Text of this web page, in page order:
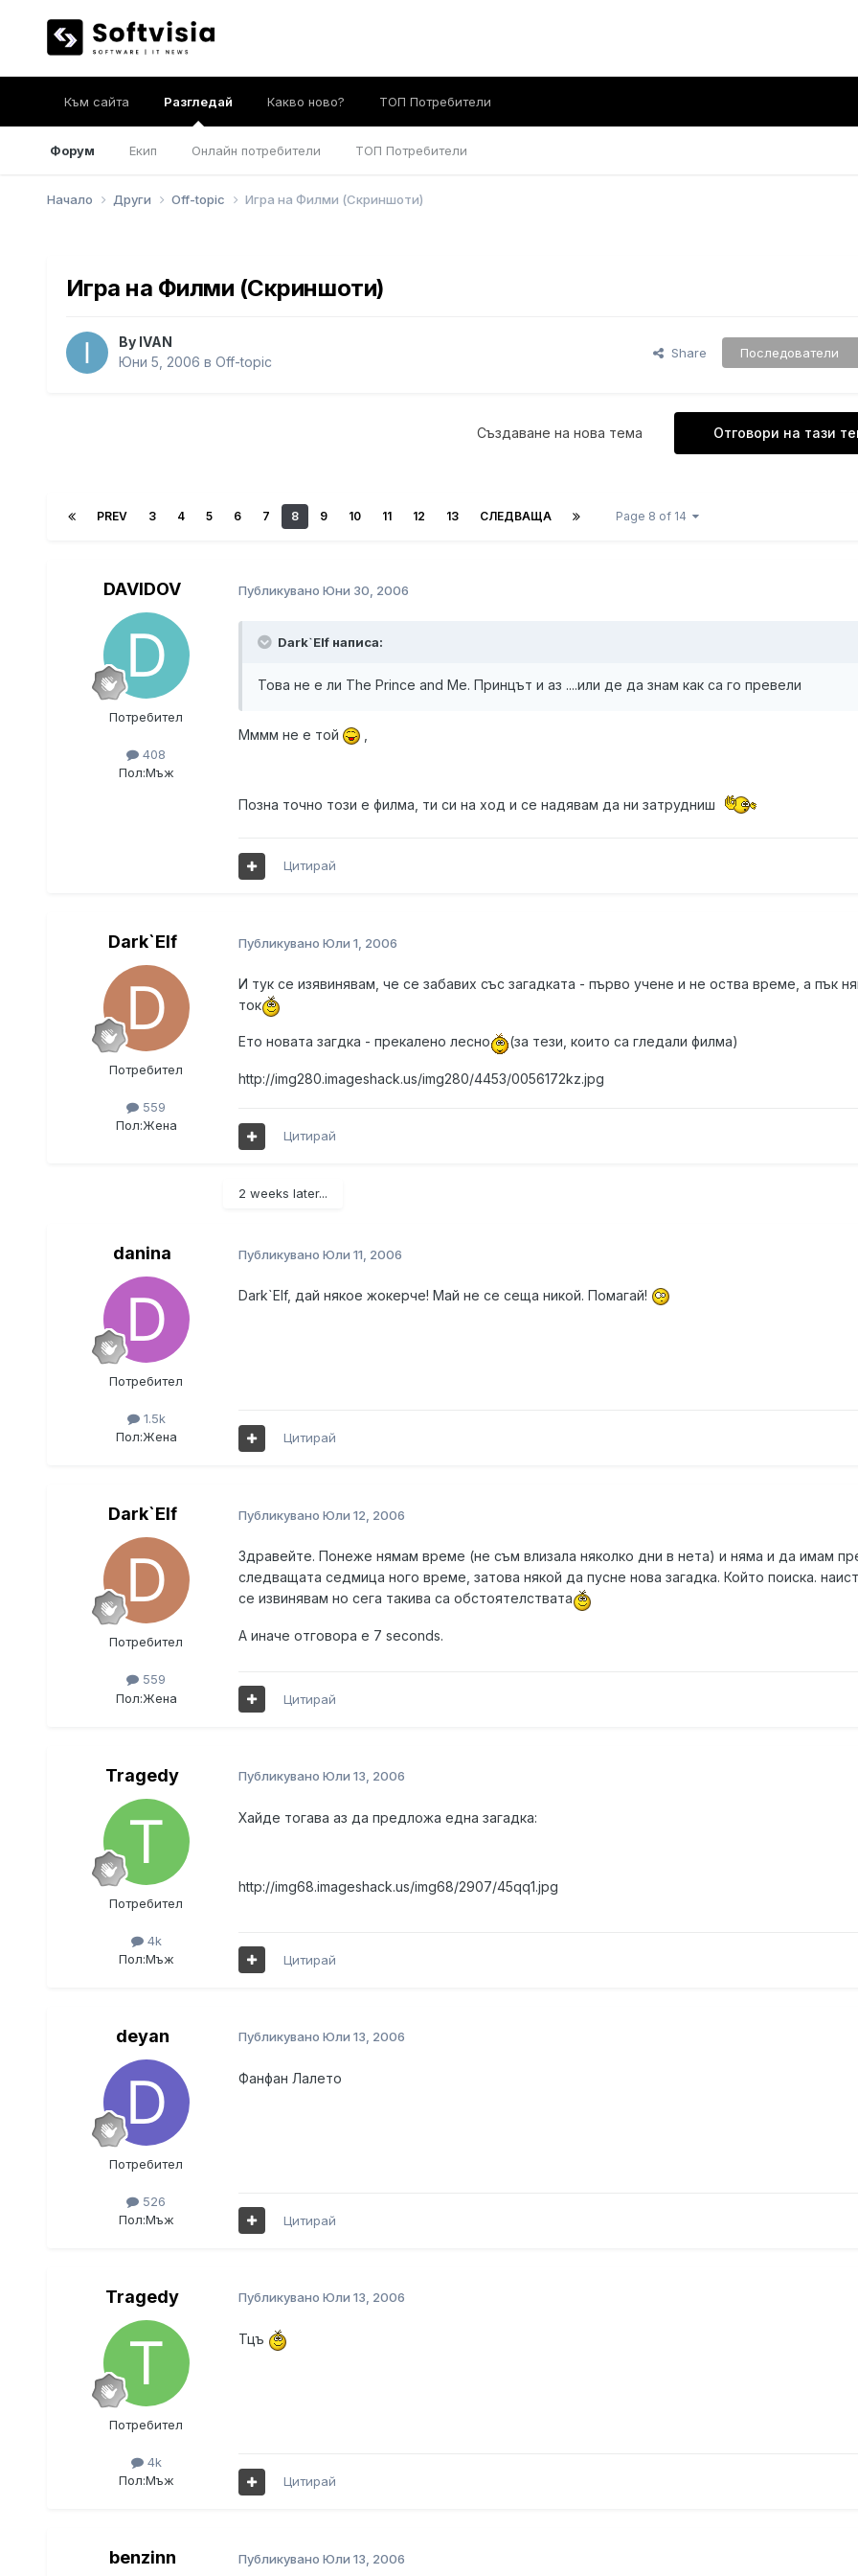
Към сайта Разгледай
Форум Екип Онлайн потребители ТОП Потребители
Какво ново? ТОП Потребители
Начало Други Off-topic Игра на Филми (Скриншоти)
Игра на Филми (Скриншоти)
By IVAN
Юни 5, 2006 в Off-topic
Share Последователи
Отговори на тази
Създаване на нова тема
PREV 3 4 5 6 7 8 9 10 11 12 13 СЛЕДВАЩА Page 8 of 14
DAVIDOV
Потребител
408
Пол:Мъж
Публикувано Юни 30, 2006
Dark`Elf написа:
Това не е ли The Prince and Me. Принцът и аз ....или де да знам как са го превели
Мммм не е той ,
Позна точно този е филма, ти си на ход и се надявам да ни затрудниш
Цитирай
Dark`Elf
Потребител
559
Пол:Жена
Публикувано Юли 1, 2006
И тук се изявинявам, че се забавих със загадката - първо учене и не оства време, а пък
ток
Ето новата загдка - прекалено лесно (за тези, които са гледали филма)
http://img280.imageshack.us/img280/4453/0056172kz.jpg
Цитирай
2 weeks later...
danina
Потребител
1.5k
Пол:Жена
Публикувано Юли 11, 2006
Dark`Elf, дай някое жокерче! Май не се сеща никой. Помагай!
Цитирай
Dark`Elf
Потребител
559
Пол:Жена
Публикувано Юли 12, 2006
Здравейте. Понеже нямам време (не съм влизала няколко дни в нета) и няма и да имам
следващата седмица ного време, затова някой да пусне нова загадка. Който поиска.
се извинявам но сега такива са обстоятелствата
А иначе отговора е 7 seconds.
Цитирай
Tragedy
Потребител
4k
Пол:Мъж
Публикувано Юли 13, 2006
Хайде тогава аз да предложа една загадка:
http://img68.imageshack.us/img68/2907/45qq1.jpg
Цитирай
deyan
Потребител
526
Пол:Мъж
Публикувано Юли 13, 2006
Фанфан Лалето
Цитирай
Tragedy
Потребител
4k
Пол:Мъж
Публикувано Юли 13, 2006
Тцъ
Цитирай
benzinn Публикувано Юли 13, 2006